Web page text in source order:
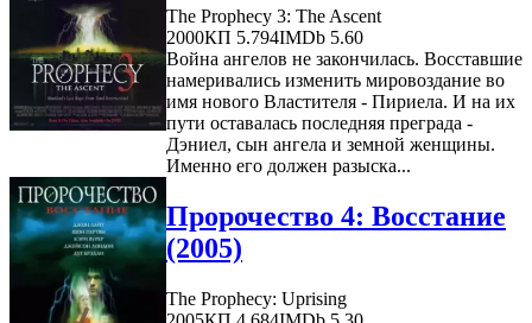
The Prophecy 3: The Ascent
2000КП 5.794IMDb 5.60
Война ангелов не закончилась. Восставшие
намеривались изменить мировоздание во
имя нового Властителя - Пириела. И на их
пути оставалась последняя преграда -
Дэниел, сын ангела и земной женщины.
Именно его должен разыска...
Пророчество 4: Восстание
(2005)
The Prophecy: Uprising